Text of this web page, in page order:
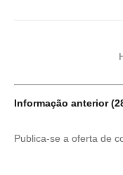
Informação anterior
Publica-se a oferta de